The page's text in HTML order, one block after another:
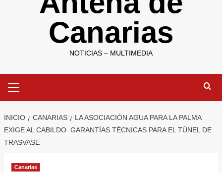
Canarias
NOTICIAS – MULTIMEDIA
primario
INICIO CANARIAS
LA ASOCIACIÓN AGUA PARA LA PALMA
EXIGE AL CABILDO GARANTÍAS TÉCNICAS PARA EL TÚNEL DE
TRASVASE
Canarias